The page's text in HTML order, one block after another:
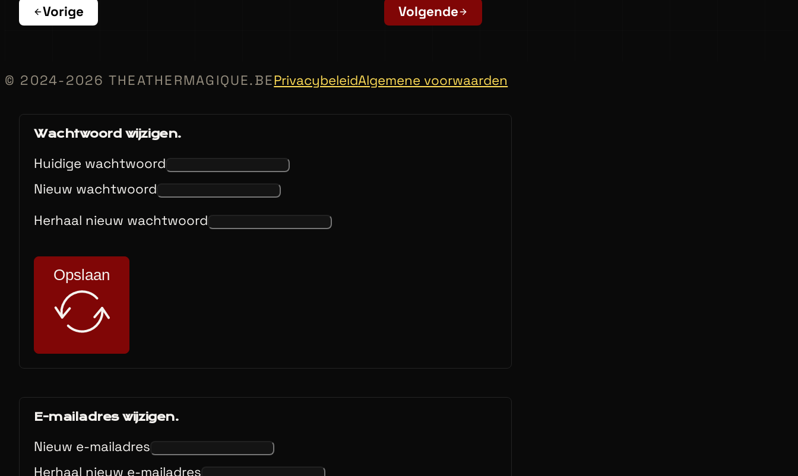
Vorige Volgende
© 2024-2026 THEATHERMAGIQUE.BEPrivacybeleidAlgemene voorwaarden
Wachtwoord wijzigen.
Huidige wachtwoord
Nieuw wachtwoord
Herhaal nieuw wachtwoord
Opslaan
E-mailadres wijzigen.
Nieuw e-mailadres
Herhaal nieuw e-mailadres